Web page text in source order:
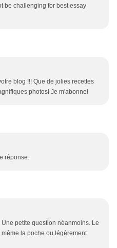
be challenging for best essay
blog !!! Que de jolies recettes
photos! Je m'abonne!
réponse.
petite question néanmoins. Le
la poche ou légèrement